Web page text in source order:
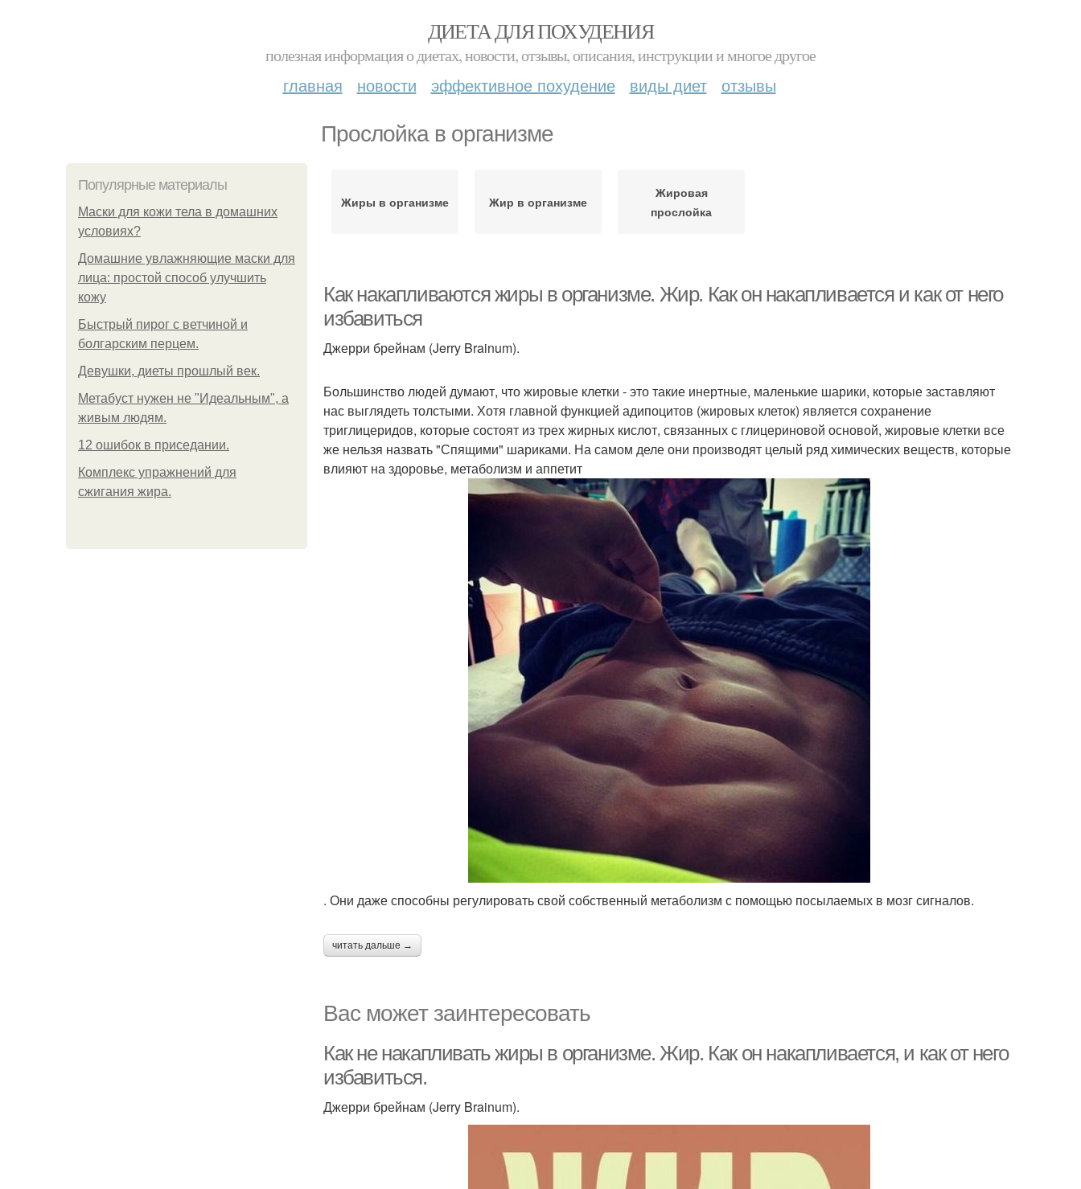
ДИЕТА ДЛЯ ПОХУДЕНИЯ
полезная информация о диетах, новости, отзывы, описания, инструкции и многое другое
главная новости эффективное похудение виды диет отзывы
Прослойка в организме
Популярные материалы
Маски для кожи тела в домашних
условиях?
Домашние увлажняющие маски для
лица: простой способ улучшить
кожу
Быстрый пирог с ветчиной и
болгарским перцем.
Девушки, диеты прошлый век.
Метабуст нужен не "Идеальным", а
живым людям.
12 ошибок в приседании.
Комплекс упражнений для
сжигания жира.
Жиры в организме Жир в организме
Жировая
прослойка
Как накапливаются жиры в организме. Жир. Как он накапливается и как от него
избавиться
Джерри брейнам (Jerry Brainum).
Большинство людей думают, что жировые клетки - это такие инертные, маленькие шарики, которые заставляют
нас выглядеть толстыми. Хотя главной функцией адипоцитов (жировых клеток) является сохранение
триглицеридов, которые состоят из трех жирных кислот, связанных с глицериновой основой, жировые клетки все
же нельзя назвать "Спящими" шариками. На самом деле они производят целый ряд химических веществ, которые
влияют на здоровье, метаболизм и аппетит
. Они даже способны регулировать свой собственный метаболизм с помощью посылаемых в мозг сигналов.
читать дальше →
Вас может заинтересовать
Как не накапливать жиры в организме. Жир. Как он накапливается, и как от него
избавиться.
Джерри брейнам (Jerry Brainum).